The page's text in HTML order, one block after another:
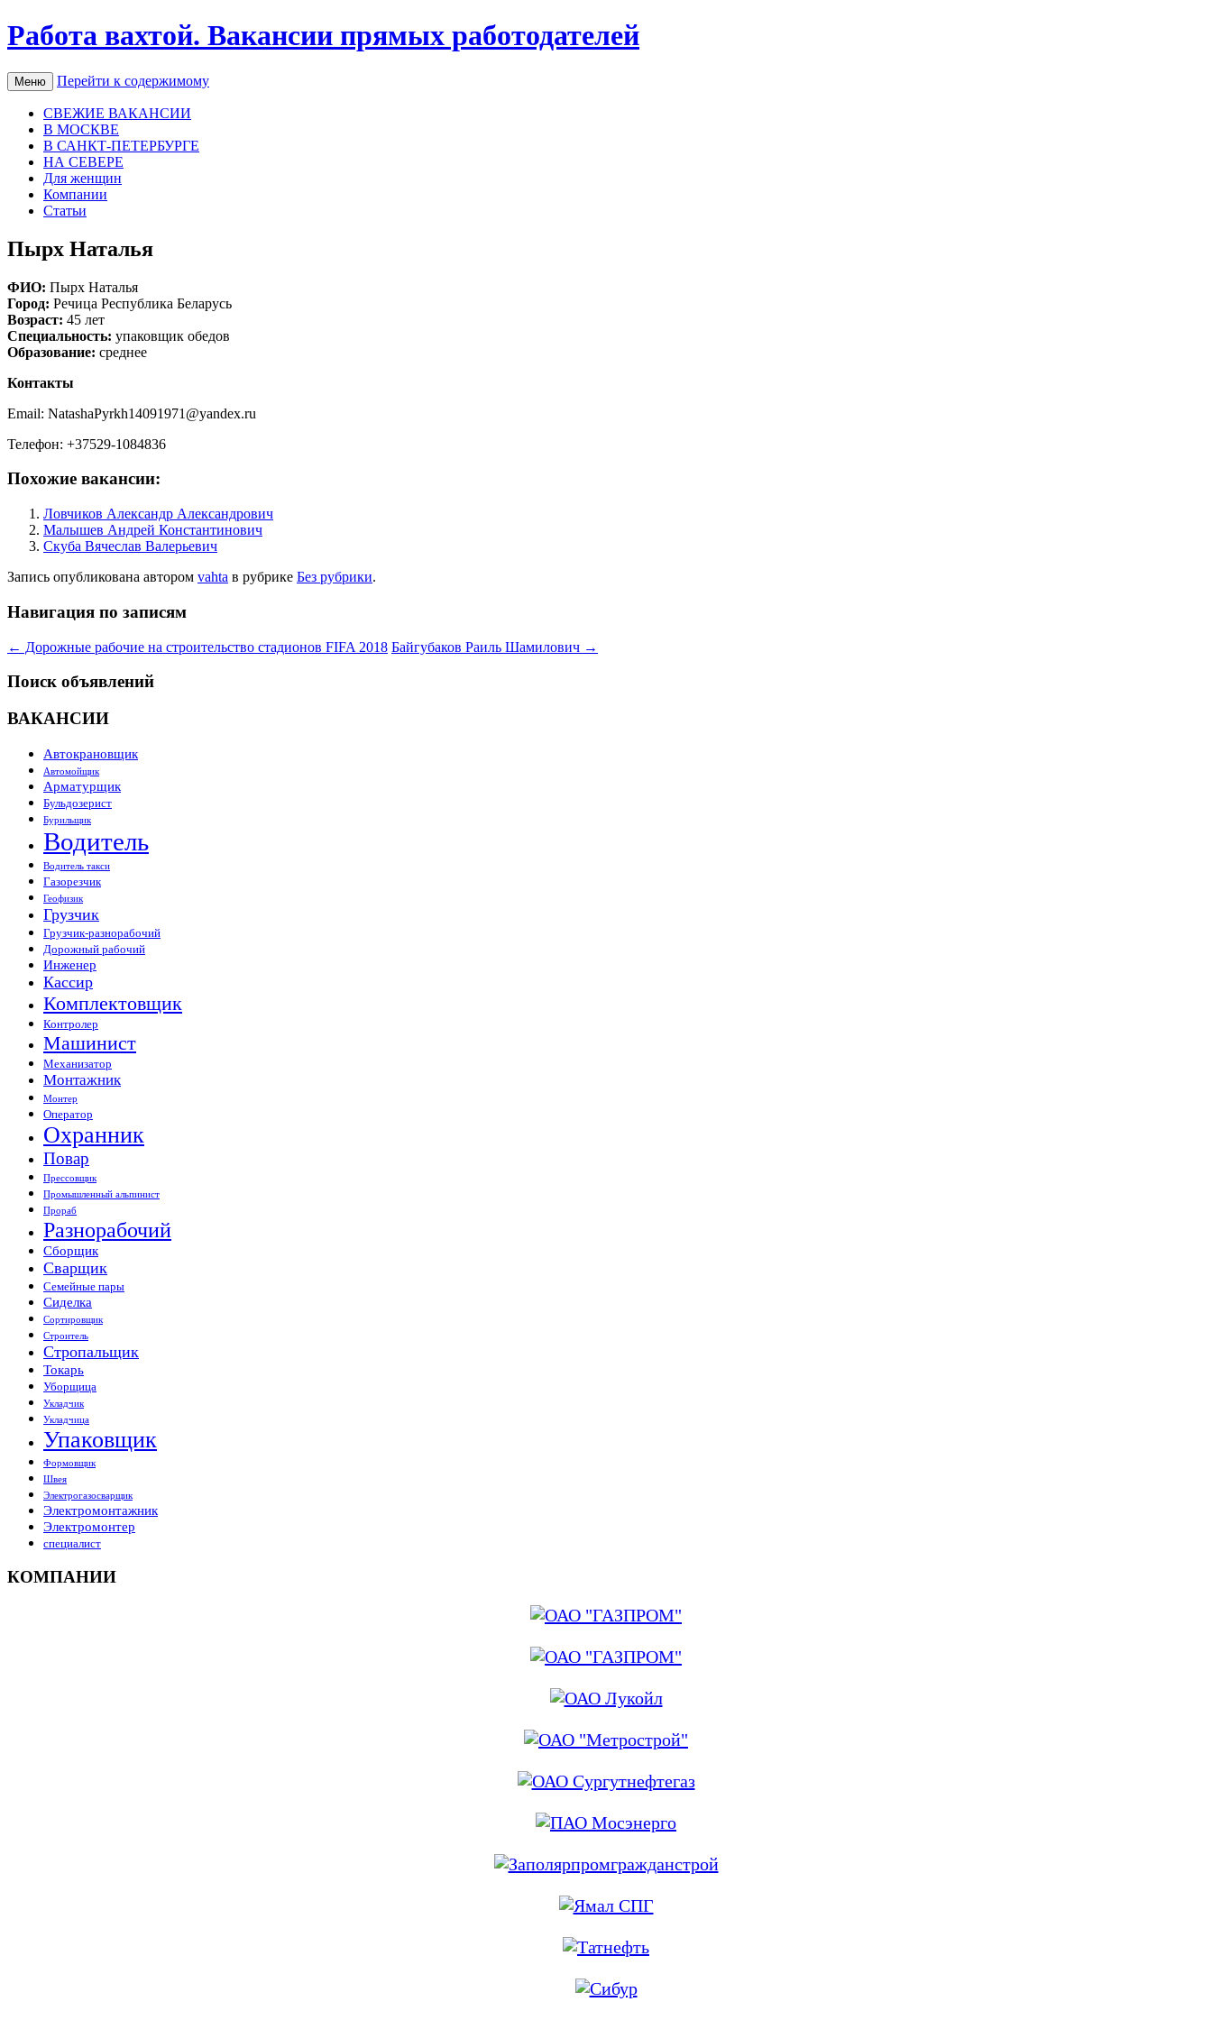
Работа вахтой. Вакансии прямых работодателей
Меню Перейти к содержимому
СВЕЖИЕ ВАКАНСИИ
В МОСКВЕ
В САНКТ-ПЕТЕРБУРГЕ
НА СЕВЕРЕ
Для женщин
Компании
Статьи
Пырх Наталья
ФИО: Пырх Наталья
Город: Речица Республика Беларусь
Возраст: 45 лет
Специальность: упаковщик обедов
Образование: среднее
Контакты
Email: NatashaPyrkh14091971@yandex.ru
Телефон: +37529-1084836
Похожие вакансии:
Ловчиков Александр Александрович
Малышев Андрей Константинович
Скуба Вячеслав Валерьевич
Запись опубликована автором vahta в рубрике Без рубрики.
Навигация по записям
← Дорожные рабочие на строительство стадионов FIFA 2018 Байгубаков Раиль Шамилович →
Поиск объявлений
ВАКАНСИИ
Автокрановщик
Автомойщик
Арматурщик
Бульдозерист
Бурильщик
Водитель
Водитель такси
Газорезчик
Геофизик
Грузчик
Грузчик-разнорабочий
Дорожный рабочий
Инженер
Кассир
Комплектовщик
Контролер
Машинист
Механизатор
Монтажник
Монтер
Оператор
Охранник
Повар
Прессовщик
Промышленный альпинист
Прораб
Разнорабочий
Сборщик
Сварщик
Семейные пары
Сиделка
Сортировщик
Строитель
Стропальщик
Токарь
Уборщица
Укладчик
Укладчица
Упаковщик
Формовщик
Швея
Электрогазосварщик
Электромонтажник
Электромонтер
специалист
КОМПАНИИ